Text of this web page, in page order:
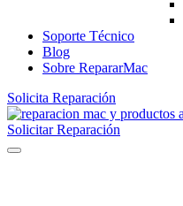
Soporte Técnico
Blog
Sobre RepararMac
Solicita Reparación
Solicitar Reparación